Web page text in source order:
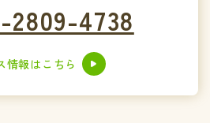
2809-4738
情報はこちら